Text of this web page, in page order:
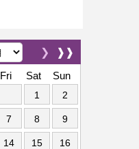
❱❱
❯
Fri Sat Sun
1 2
7 8 9
14 15 16